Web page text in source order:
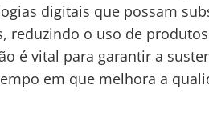
digitais que possam
reduzindo o uso de
é vital para garantir a
em que melhora a